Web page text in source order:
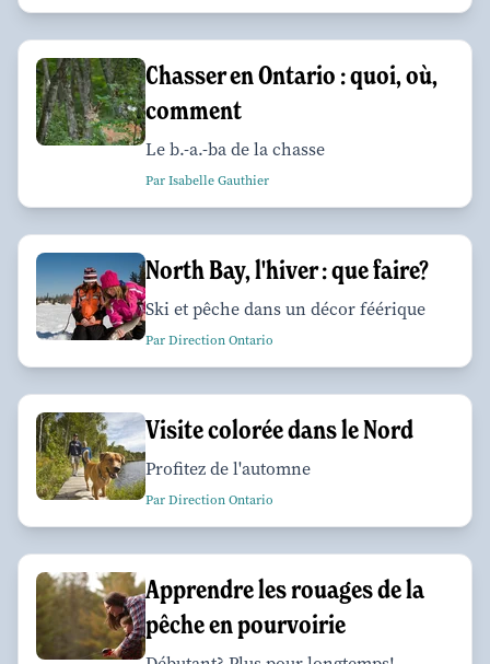
Chasser en Ontario : quoi, où,
comment
Le b.-a.-ba de la chasse
Par Isabelle Gauthier
North Bay, l'hiver : que faire?
Ski et pêche dans un décor féérique
Par Direction Ontario
Visite colorée dans le Nord
Profitez de l'automne
Par Direction Ontario
Apprendre les rouages de la
pêche en pourvoirie